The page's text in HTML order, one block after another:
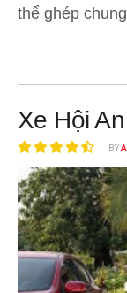
thể ghép
Xe Hội
BY